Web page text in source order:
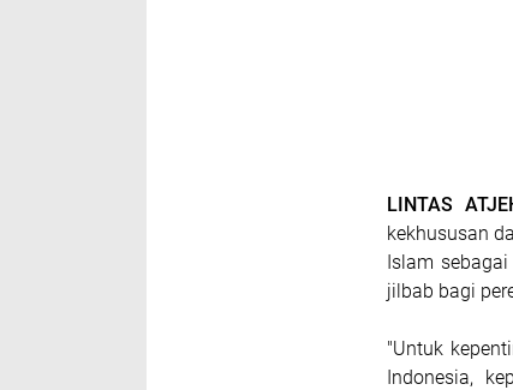
LINTAS
kekhususan
Islam
jilbab bagi
"Untuk
Indonesia,